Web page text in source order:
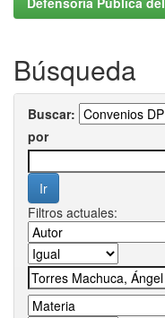
Búsqueda
Buscar:
por
Filtros actuales: